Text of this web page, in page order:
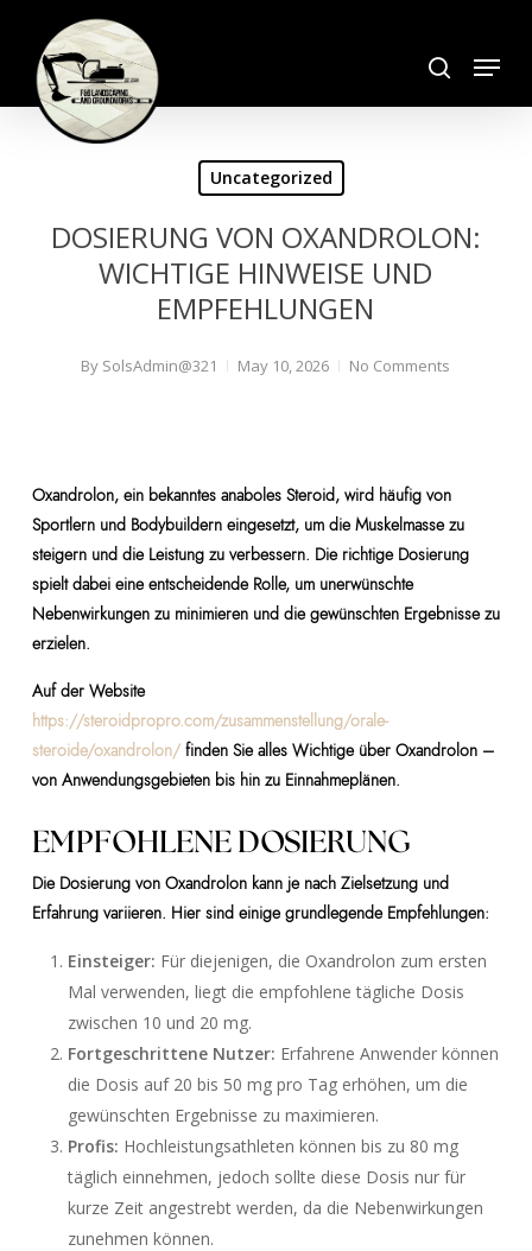
main
content
Menu
Uncategorized
DOSIERUNG VON OXANDROLON:
WICHTIGE HINWEISE UND
EMPFEHLUNGEN
By SolsAdmin@321 May 10, 2026 No Comments
Oxandrolon, ein bekanntes anaboles Steroid, wird häufig von
Sportlern und Bodybuildern eingesetzt, um die Muskelmasse zu
steigern und die Leistung zu verbessern. Die richtige Dosierung
spielt dabei eine entscheidende Rolle, um unerwünschte
Nebenwirkungen zu minimieren und die gewünschten Ergebnisse zu
erzielen.
Auf der Website
https://steroidpropro.com/zusammenstellung/orale-
steroide/oxandrolon/finden Sie alles Wichtige über Oxandrolon –
von Anwendungsgebieten bis hin zu Einnahmeplänen.
EMPFOHLENE DOSIERUNG
Die Dosierung von Oxandrolon kann je nach Zielsetzung und
Erfahrung variieren. Hier sind einige grundlegende Empfehlungen:
Einsteiger: Für diejenigen, die Oxandrolon zum ersten
Mal verwenden, liegt die empfohlene tägliche Dosis
zwischen 10 und 20 mg.
Fortgeschrittene Nutzer: Erfahrene Anwender können
die Dosis auf 20 bis 50 mg pro Tag erhöhen, um die
gewünschten Ergebnisse zu maximieren.
Profis: Hochleistungsathleten können bis zu 80 mg
täglich einnehmen, jedoch sollte diese Dosis nur für
kurze Zeit angestrebt werden, da die Nebenwirkungen
zunehmen können.
Close
Menu